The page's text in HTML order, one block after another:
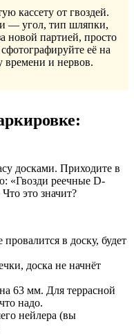
кассету от гвоздей.
— угол, тип шляпки,
новой партией, просто
её на
времени и нервов.
досками. Приходите в
«Гвозди реечные D-
это значит?
в доску, будет
доска не начнёт
63 мм. Для террасной
надо.
нейлера (вы